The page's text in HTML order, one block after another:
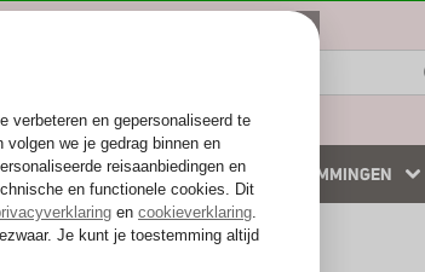
WINTERZON BESTEMMINGEN
Weg van de drukte